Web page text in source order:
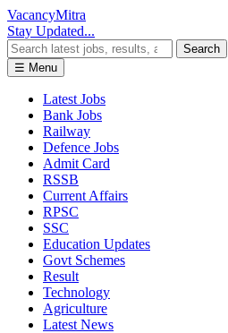
VacancyMitra
Stay Updated...
Search
☰ Menu
Latest Jobs
Bank Jobs
Railway
Defence Jobs
Admit Card
RSSB
Current Affairs
RPSC
SSC
Education Updates
Govt Schemes
Result
Technology
Agriculture
Latest News